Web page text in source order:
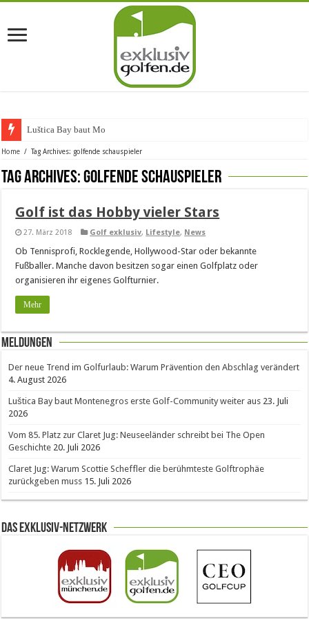
Luštica Bay baut Monten
Home / Tag Archives: golfende schauspieler
Tag Archives:golfende schauspieler
Golf ist das Hobby vieler Stars
27. März 2018 Golf exklusiv, Lifestyle, News
Ob Tennisprofi, Rocklegende, Hollywood-Star oder bekannte
Fußballer. Manche davon besitzen sogar einen Golfplatz oder
organisieren ihr eigenes Golfturnier.
Mehr
Meldungen
Der neue Trend im Golfurlaub: Warum Prävention den Abschlag verändert
4. August 2026
Luštica Bay baut Montenegros erste Golf-Community weiter aus 23. Juli
2026
Vom 85. Platz zur Claret Jug: Neuseeländer schreibt bei The Open
Geschichte 20. Juli 2026
Claret Jug: Warum Scottie Scheffler die berühmteste Golftrophäe
zurückgeben muss 15. Juli 2026
Das Exklusiv-Netzwerk